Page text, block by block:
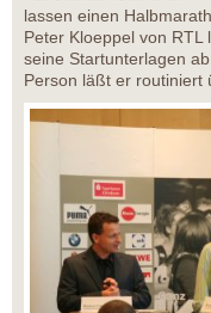
lassen einen
Peter Kloeppel von
seine Startunterlagen
Person läßt er routiniert